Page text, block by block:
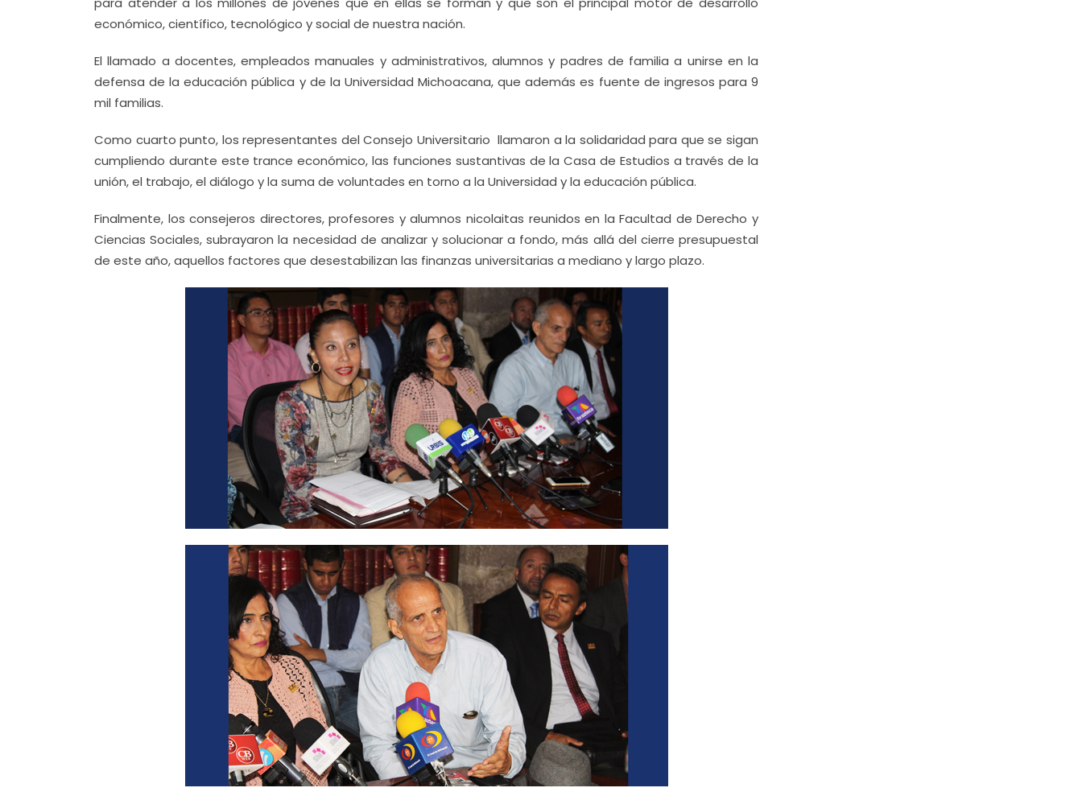
económico, científico, tecnológico y social de nuestra nación.
El llamado a docentes, empleados manuales y administrativos, alumnos y padres de familia a unirse en la
defensa de la educación pública y de la Universidad Michoacana, que además es fuente de ingresos para 9
mil familias.
Como cuarto punto, los representantes del Consejo Universitario llamaron a la solidaridad para que se sigan
cumpliendo durante este trance económico, las funciones sustantivas de la Casa de Estudios a través de la
unión, el trabajo, el diálogo y la suma de voluntades en torno a la Universidad y la educación pública.
Finalmente, los consejeros directores, profesores y alumnos nicolaitas reunidos en la Facultad de Derecho y
Ciencias Sociales, subrayaron la necesidad de analizar y solucionar a fondo, más allá del cierre presupuestal
de este año, aquellos factores que desestabilizan las finanzas universitarias a mediano y largo plazo.